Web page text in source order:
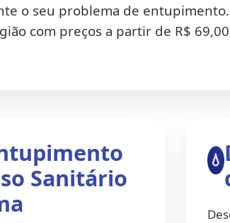
o seu problema de
com preços a partir de R$
Sanitário
💧